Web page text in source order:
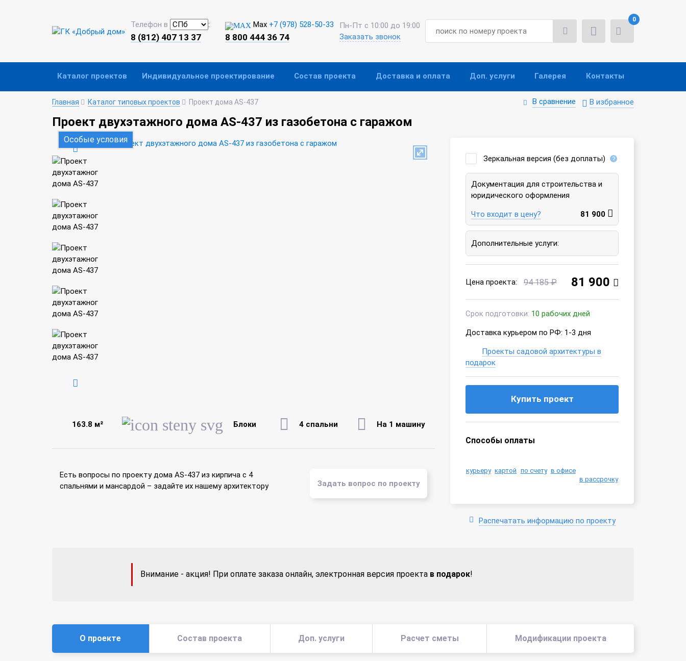
Телефон в :
8 (812) 407 13 37
Max +7 (978) 528-50-33
8 800 444 36 74
Пн-Пт с 10:00 до 19:00
Заказать звонок
0
Каталог проектов Индивидуальное проектирование Состав проекта Доставка и оплата Доп. услуги Галерея Контакты
Главная Каталог типовых проектов Проект дома AS-437 В сравнение В избранное
Проект двухэтажного дома AS-437 из газобетона с гаражом
Особые условия
163.8 м² Блоки 4 спальни На 1 машину
Есть вопросы по проекту дома AS-437 из кирпича с 4
спальнями и мансардой – задайте их нашему архитектору
Задать вопрос по проекту
Зеркальная версия (без доплаты)
Документация для строительства и
юридического оформления
Что входит в цену? 81 900
Дополнительные услуги:
Цена проекта: 94 185 ₽ 81 900
Срок подготовки: 10 рабочих дней
Доставка курьером по РФ: 1-3 дня
Проекты садовой архитектуры в
подарок
Купить проект
Способы оплаты
курьеру картой по счету в офисе
в рассрочку
Распечатать информацию по проекту
Внимание - акция! При оплате заказа онлайн, электронная версия проекта в подарок!
О проекте Состав проекта Доп. услуги Расчет сметы Модификации проекта